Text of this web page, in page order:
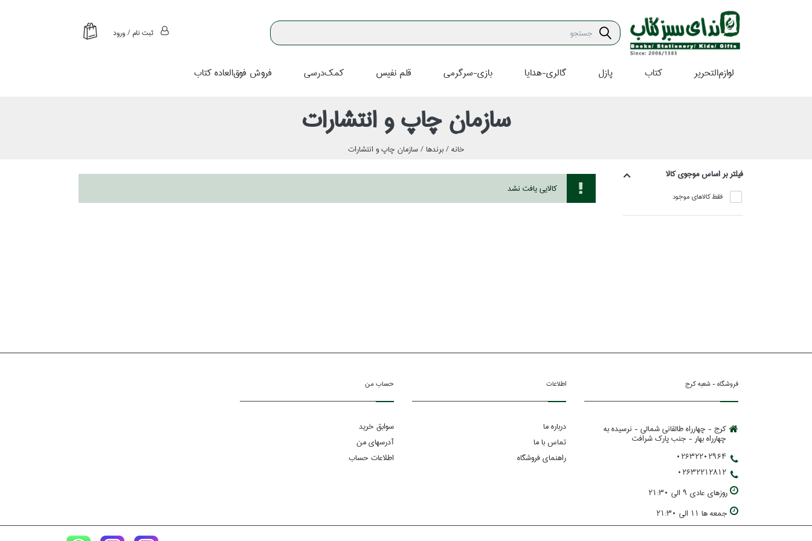
ثبت نام / ورود
لوازم‌التحرير كتاب پازل گالري-هدايا بازي-سرگرمي قلم نفيس كمك‌درسي فروش فوق‌العاده كتاب
سازمان چاپ و انتشارات
خانه /برندها /سازمان چاپ و انتشارات
فيلتر بر اساس موجوي كالا
فقط كالاهاي موجود
كالايي يافت نشد
فروشگاه - شعبه کرج
کرج - چهارراه طالقانی شمالی - نرسیده به
چهارراه بهار - جنب پارك شرافت
02632202964
02632212812
روزهاي عادي 9 الي 21:30
جمعه ها 11 الي 21:30
اطلاعات
درباره ما
تماس با ما
راهنمای فروشگاه
حساب من
سوابق خرید
آدرسهای من
اطلاعات حساب